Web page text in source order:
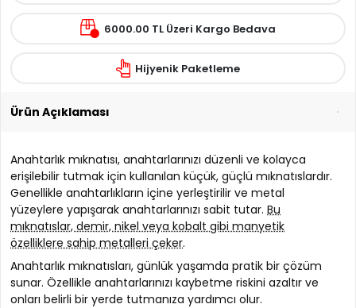
6000.00 TL Üzeri Kargo Bedava
Hijyenik Paketleme
Ürün Açıklaması
Anahtarlık mıknatısı, anahtarlarınızı düzenli ve kolayca
erişilebilir tutmak için kullanılan küçük, güçlü mıknatıslardır.
Genellikle anahtarlıkların içine yerleştirilir ve metal
yüzeylere yapışarak anahtarlarınızı sabit tutar. Bu
mıknatıslar, demir, nikel veya kobalt gibi manyetik
özelliklere sahip metalleri çeker.
Anahtarlık mıknatısları, günlük yaşamda pratik bir çözüm
sunar. Özellikle anahtarlarınızı kaybetme riskini azaltır ve
onları belirli bir yerde tutmanıza yardımcı olur.